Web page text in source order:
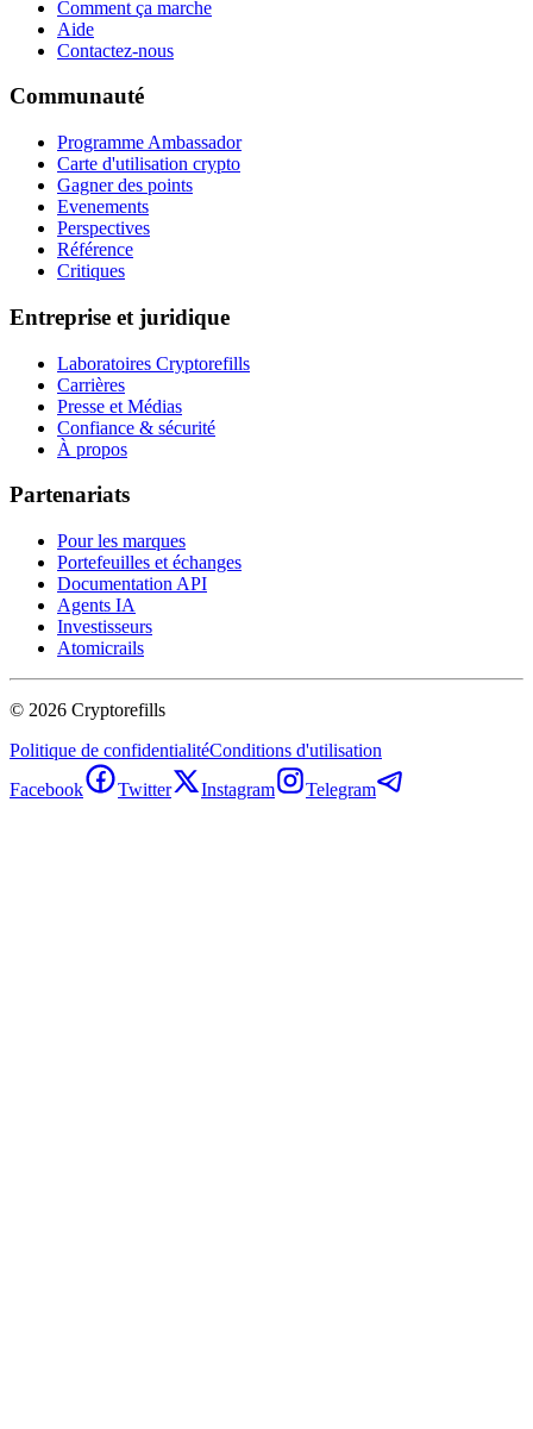
Comment ça marche
Aide
Contactez-nous
Communauté
Programme Ambassador
Carte d'utilisation crypto
Gagner des points
Evenements
Perspectives
Référence
Critiques
Entreprise et juridique
Laboratoires Cryptorefills
Carrières
Presse et Médias
Confiance & sécurité
À propos
Partenariats
Pour les marques
Portefeuilles et échanges
Documentation API
Agents IA
Investisseurs
Atomicrails
© 2026 Cryptorefills
Politique de confidentialitéConditions d'utilisation
Facebook
Twitter Instagram Telegram